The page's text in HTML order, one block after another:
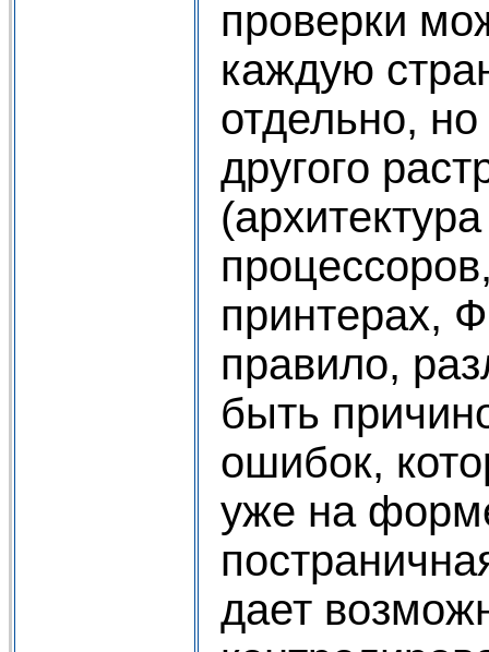
проверки
каждую
отдельно,
другого
принтерах,
правило,
быть
ошибок,
уже на
дает